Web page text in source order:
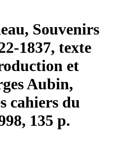
Souvenirs
1837, texte
et
Aubin,
cahiers du
135 p.